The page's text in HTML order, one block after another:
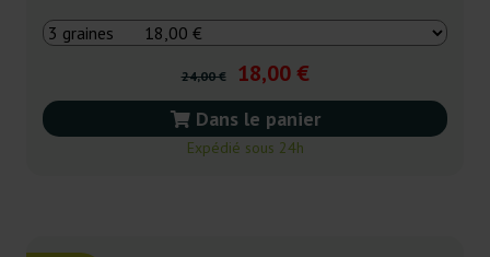
24,00 € 18,00 €
Dans le panier
Expédié sous 24h